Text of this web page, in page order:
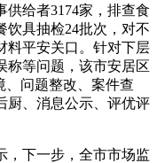
给者3174家，排查食
饮具抽检24批次，对不
料平安关口。针对下层
称等问题，该市安居区
、问题整改、案件查
厨、消息公示、评优评
下一步，全市市场监